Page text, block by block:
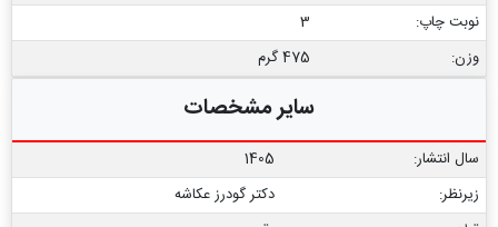
نوبت چاپ:
3
وزن:
475 گرم
سایر مشخصات
سال انتشار:
1405
زیرنظر:
دکتر گودرز عکاشه